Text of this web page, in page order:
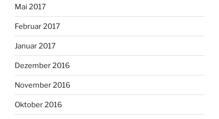
Mai 2017
Februar 2017
Januar 2017
Dezember 2016
November 2016
Oktober 2016